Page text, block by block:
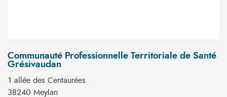
Communauté Professionnelle Territoriale de Santé
Grésivaudan
1 allée des Centaurées
38240 Meylan